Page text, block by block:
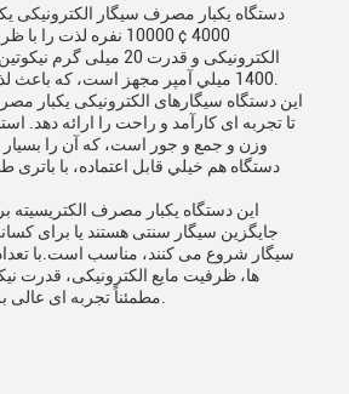
دستگاه یکبار مصرف سیگار الکترونیکی
الکترونیکی و قدرت 20
این دستگاه سیگارهای الکترونیکی
تا تجربه ای کارآمد و راحت را ارائه دهد.
وزن و جمع و جور است، که آن را
دستگاه هم خيلي قابل اعتماده، با
این دستگاه یکبار مصرف الکتریسیته
جایگزین سیگار سنتی هستند یا برای
سیگار شروع می کنند، مناسب است.با
ها، ظرفیت مایع الکترونیکی، قدرت